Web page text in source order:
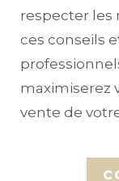
respecter les
ces conseils
maximiserez
vente de